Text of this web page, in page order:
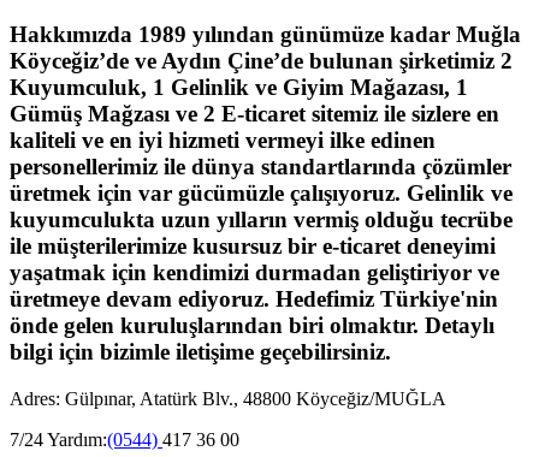
Hakkımızda 1989 yılından günümüze kadar Muğla
Köyceğiz’de ve Aydın Çine’de bulunan şirketimiz 2
Kuyumculuk, 1 Gelinlik ve Giyim Mağazası, 1
Gümüş Mağzası ve 2 E-ticaret sitemiz ile sizlere en
kaliteli ve en iyi hizmeti vermeyi ilke edinen
personellerimiz ile dünya standartlarında çözümler
üretmek için var gücümüzle çalışıyoruz. Gelinlik ve
kuyumculukta uzun yılların vermiş olduğu tecrübe
ile müşterilerimize kusursuz bir e-ticaret deneyimi
yaşatmak için kendimizi durmadan geliştiriyor ve
üretmeye devam ediyoruz. Hedefimiz Türkiye'nin
önde gelen kuruluşlarından biri olmaktır. Detaylı
bilgi için bizimle iletişime geçebilirsiniz.
Adres: Gülpınar, Atatürk Blv., 48800 Köyceğiz/MUĞLA
7/24 Yardım:(0544) 417 36 00